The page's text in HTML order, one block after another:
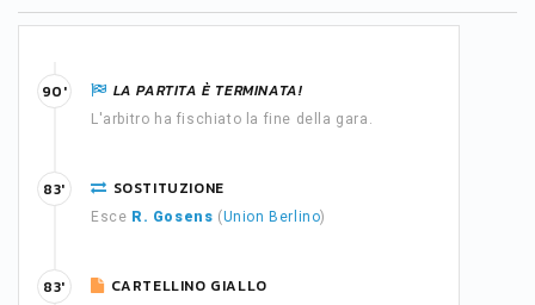
LA PARTITA È TERMINATA!
L'arbitro ha fischiato la fine della gara.
90'
SOSTITUZIONE
Esce R. Gosens (Union Berlino)
83'
CARTELLINO GIALLO
83'